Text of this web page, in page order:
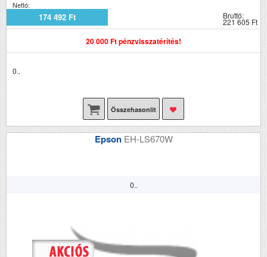
Nettó:
174 492 Ft Bruttó:
221 605 Ft
20 000 Ft pénzvisszatérítés!
0..
Összehasonlít
Epson EH-LS670W
0..